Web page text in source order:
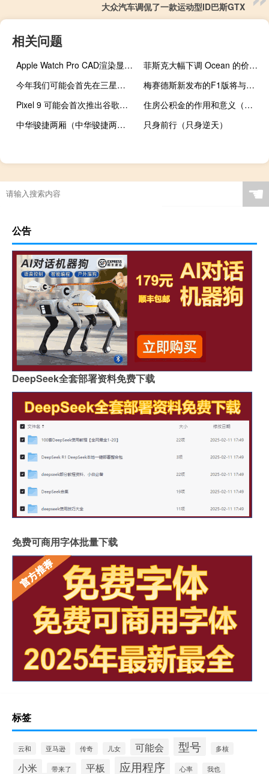
大众汽车调侃了一款运动型ID巴斯GTX
相关问题
Apple Watch Pro CAD渲染显示其巨大的尺寸和一个额外的按钮
菲斯克大幅下调 Ocean 的价格 因为生存的可能性越来越小
今年我们可能会首先在三星智能手表上看到 Wear OS 5
梅赛德斯新发布的F1版将与常规C63高性能PHEV一起推出
Pixel 9 可能会首次推出谷歌的自适应触摸功能
住房公积金的作用和意义（住房公积金的作用）
中华骏捷两厢（中华骏捷两厢）
只身前行（只身逆天）
☚
公告
DeepSeek全套部署资料免费下载
免费可商用字体批量下载
标签
云和 亚马逊 传奇 儿女 可能会 型号 多核
小米 带来了 平板 应用程序 心率 我也